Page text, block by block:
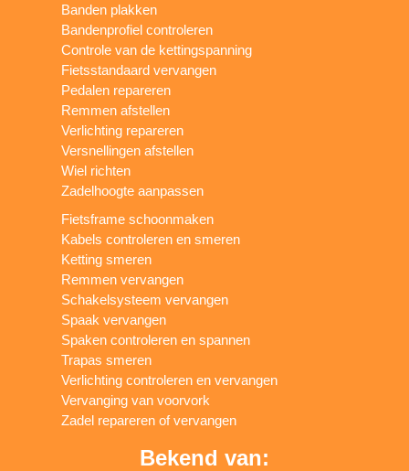
Banden plakken
Bandenprofiel controleren
Controle van de kettingspanning
Fietsstandaard vervangen
Pedalen repareren
Remmen afstellen
Verlichting repareren
Versnellingen afstellen
Wiel richten
Zadelhoogte aanpassen
Fietsframe schoonmaken
Kabels controleren en smeren
Ketting smeren
Remmen vervangen
Schakelsysteem vervangen
Spaak vervangen
Spaken controleren en spannen
Trapas smeren
Verlichting controleren en vervangen
Vervanging van voorvork
Zadel repareren of vervangen
Bekend van: